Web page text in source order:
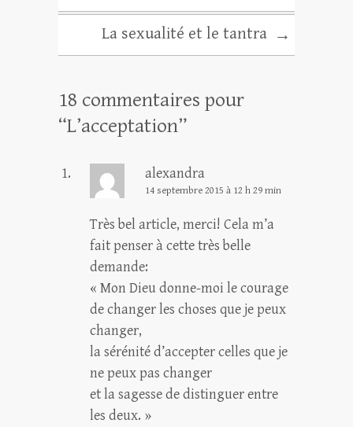
La sexualité et le tantra →
18 commentaires pour
“L’acceptation”
alexandra
14 septembre 2015 à 12 h 29 min
Très bel article, merci! Cela m’a
fait penser à cette très belle
demande:
« Mon Dieu donne-moi le courage
de changer les choses que je peux
changer,
la sérénité d’accepter celles que je
ne peux pas changer
et la sagesse de distinguer entre
les deux. »